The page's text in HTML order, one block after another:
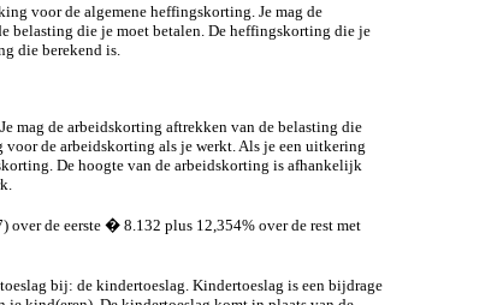
voor de algemene heffingskorting. Je mag de
belasting die je moet betalen. De heffingskorting die je
die berekend is.
mag de arbeidskorting aftrekken van de belasting die
voor de arbeidskorting als je werkt. Als je een uitkering
De hoogte van de arbeidskorting is afhankelijk
over de eerste � 8.132 plus 12,354% over de rest met
bij: de kindertoeslag. Kindertoeslag is een bijdrage